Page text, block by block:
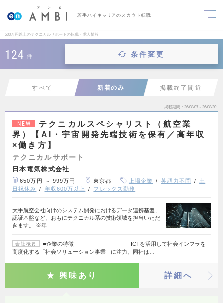
若手ハイキャリアのスカウト転職
500万円以上のテクニカルサポートの転職・求人情報
124 件 条件変更
すべて 新着のみ 掲載終了間近
掲載期間 26/08/07～26/08/20
NEW
テクニカルスペシャリスト（航空業
界）【AI・宇宙開発先端技術を保有／高年収
×働き方】
テクニカルサポート
日本電気株式会社
650万円 ～ 999万円 東京都 上場企業 英語力不問
土
日祝休み
年収600万以上 フレックス勤務
大手航空会社向けのシステム開発におけるデータ連携基盤、
認証基盤など、おもにテクニカル系の技術領域を担当いただ
きます。 ※年…
会社概要
■企業の特徴────────────── ICTを活用して社会インフラを
高度化する「社会ソリューション事業」に注力。同社は…
興味あり 詳細へ